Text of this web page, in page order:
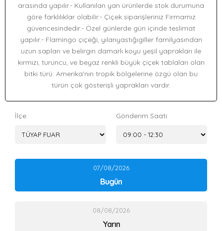
arasında yapılır.- Kullanılan yan ürünlerde stok durumuna
göre farklılıklar olabilir.- Çiçek siparişleriniz Firmamız
güvencesindedir.- Özel günlerde gün içinde teslimat
yapılır.- Flamingo çiçeği, yılanyastığıgiller familyasından
uzun sapları ve belirgin damarlı koyu yeşil yaprakları ile
kırmızı, turuncu, ve beyaz renkli büyük çiçek tablaları olan
bitki türü. Amerika'nın tropik bölgelerine özgü olan bu
türün çok gösterişli yaprakları vardır.
İlçe: Gönderim Saati:
07/08/2026
Bugün
08/08/2026
Yarın